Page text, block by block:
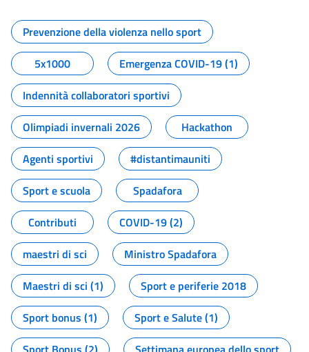
Tutti i contenuti della pagina
Prevenzione della violenza nello sport
5x1000
Emergenza COVID-19 (1)
Indennità collaboratori sportivi
Olimpiadi invernali 2026
Hackathon
Agenti sportivi
#distantimauniti
Sport e scuola
Spadafora
Contributi
COVID-19 (2)
maestri di sci
Ministro Spadafora
Maestri di sci (1)
Sport e periferie 2018
Sport bonus (1)
Sport e Salute (1)